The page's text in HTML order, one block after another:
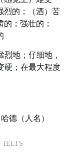
烈的；（酒）苦
；强壮的；
地；仔细地，
硬；在最大程度
德（人名）
IELTS